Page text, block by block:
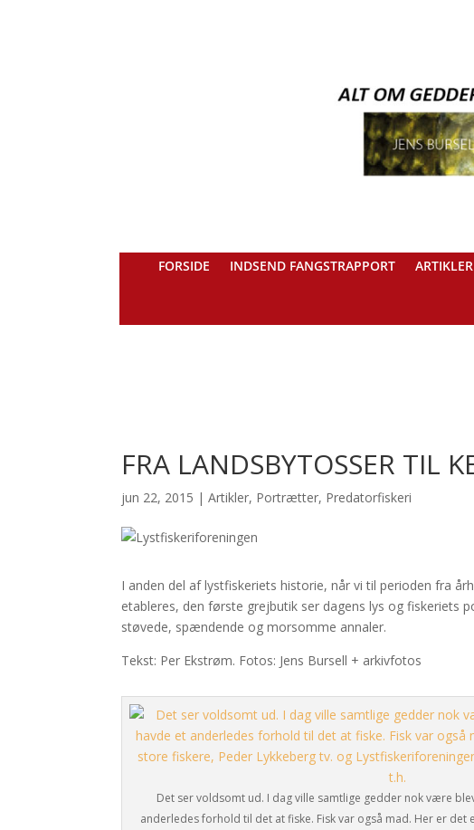
FORSIDE INDSEND FANGSTRAPPORT ARTIKLER
FRA LANDSBYTOSSER TIL
jun 22, 2015 |Artikler, Portrætter, Predatorfiskeri
I anden del af lystfiskeriets historie, når vi til perioden fra
etableres, den første grejbutik ser dagens lys og fiskeriets
støvede, spændende og morsomme annaler.
Tekst: Per Ekstrøm. Fotos: Jens Bursell + arkivfotos
Det ser voldsomt ud. I dag ville samtlige gedder nok være
anderledes forhold til det at fiske. Fisk var også mad. Her er det